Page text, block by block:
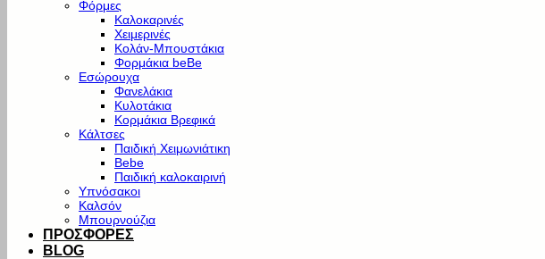
Φόρμες
Καλοκαρινές
Χειμερινές
Κολάν-Μπουστάκια
Φορμάκια beBe
Εσώρουχα
Φανελάκια
Κυλοτάκια
Κορμάκια Βρεφικά
Κάλτσες
Παιδική Χειμωνιάτικη
Bebe
Παιδική καλοκαιρινή
Υπνόσακοι
Καλσόν
Μπουρνούζια
ΠΡΟΣΦΟΡΕΣ
BLOG